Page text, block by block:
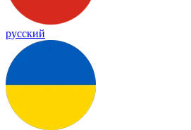
русский